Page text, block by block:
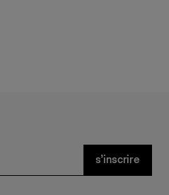
s’inscrire